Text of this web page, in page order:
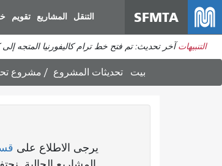
SFMTA التنقل المشاريع تقويم
التنبيهات آخر تحديث: تم فتح خط ترام كاليفورنيا المتجه إلى
بيت تحديثات المشروع مشروع
يرجى الاطلاع على